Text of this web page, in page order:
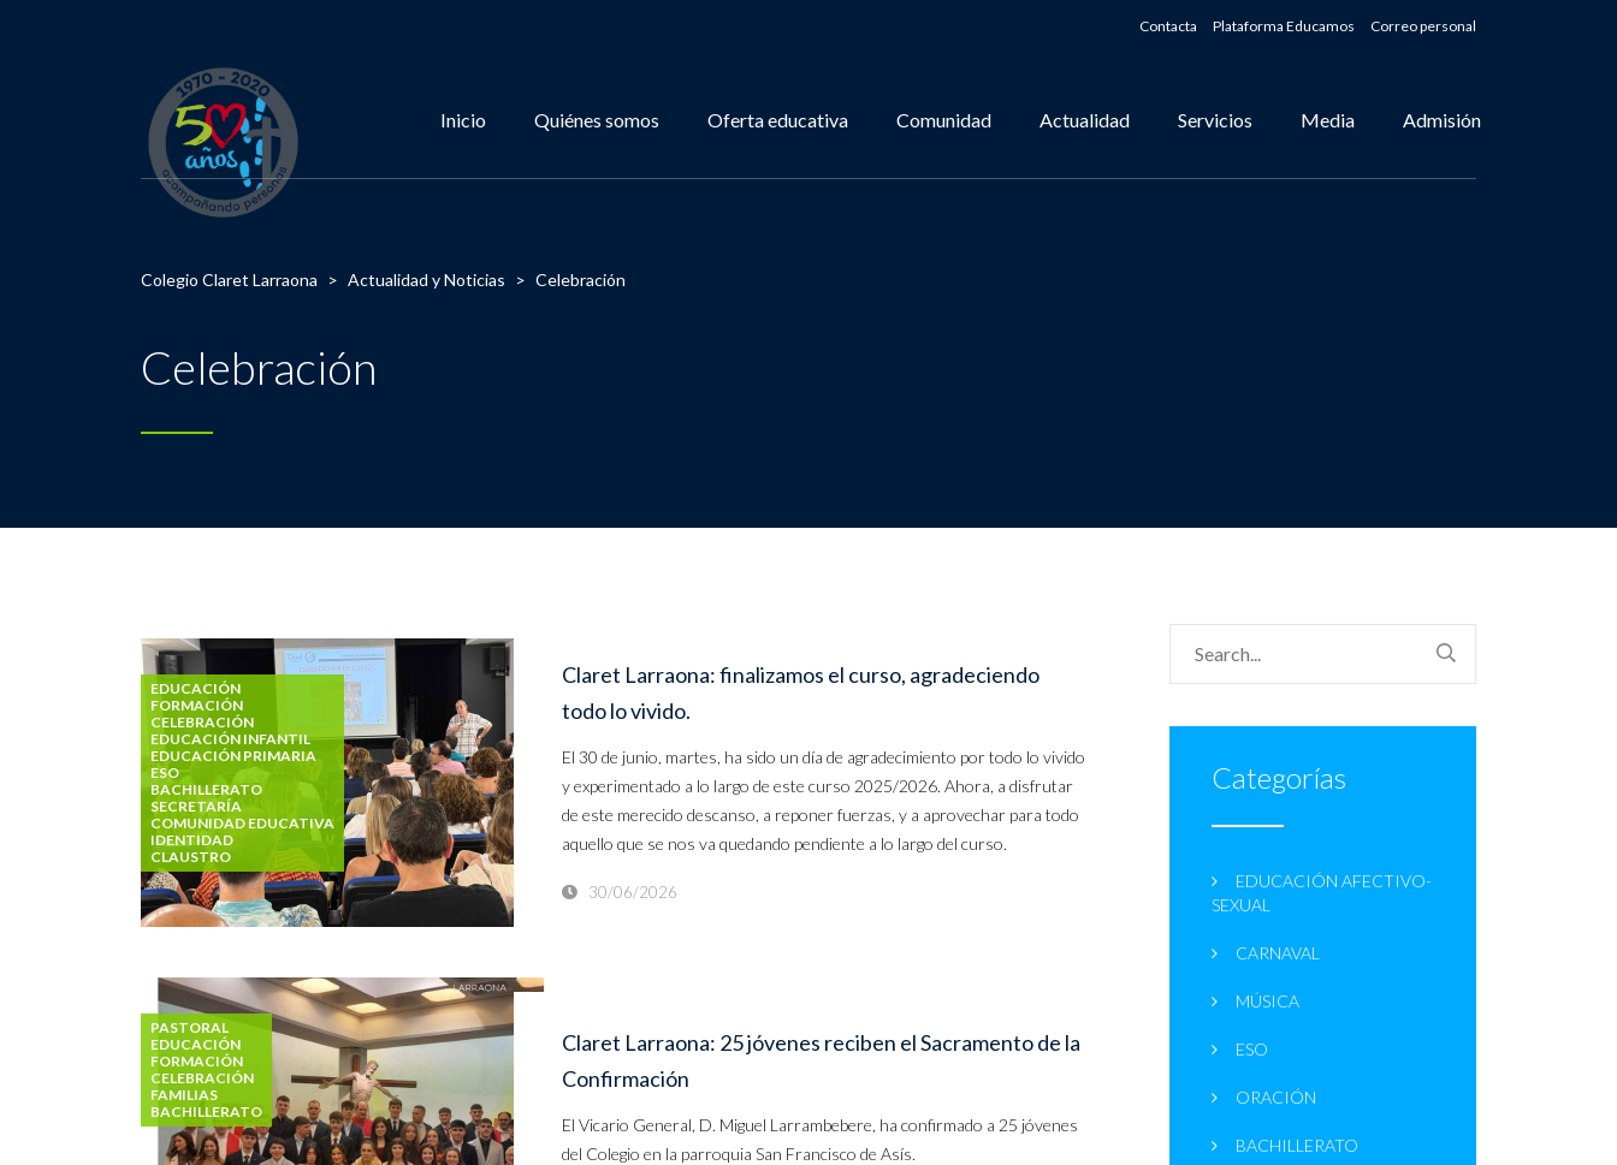
Contacta Plataforma Educamos Correo personal
Inicio Quiénes somos Oferta educativa Comunidad Actualidad Servicios Media Admisión
Colegio Claret Larraona > Actualidad y Noticias > Celebración
Celebración
EDUCACIÓN
FORMACIÓN
CELEBRACIÓN
EDUCACIÓN INFANTIL
EDUCACIÓN PRIMARIA
ESO
BACHILLERATO
SECRETARÍA
COMUNIDAD EDUCATIVA
IDENTIDAD
CLAUSTRO
Claret Larraona: finalizamos el curso, agradeciendo
todo lo vivido.
El 30 de junio, martes, ha sido un día de agradecimiento por todo lo vivido
y experimentado a lo largo de este curso 2025/2026. Ahora, a disfrutar
de este merecido descanso, a reponer fuerzas, y a aprovechar para todo
aquello que se nos va quedando pendiente a lo largo del curso.
30/06/2026
PASTORAL
EDUCACIÓN
FORMACIÓN
CELEBRACIÓN
FAMILIAS
BACHILLERATO
Claret Larraona: 25 jóvenes reciben el Sacramento de la
Confirmación
El Vicario General, D. Miguel Larrambebere, ha confirmado a 25 jóvenes
del Colegio en la parroquia San Francisco de Asís.
Categorías
EDUCACIÓN AFECTIVO-
SEXUAL
CARNAVAL
MÚSICA
ESO
ORACIÓN
BACHILLERATO